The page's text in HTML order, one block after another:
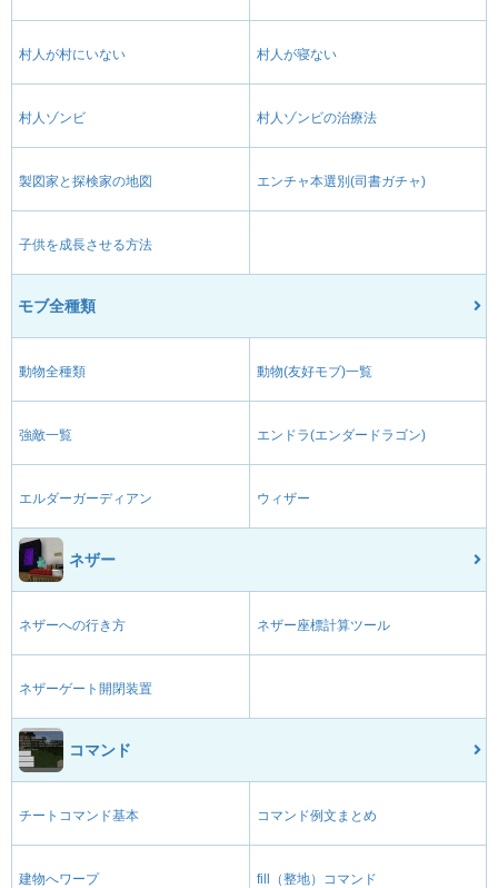
村人が村にいない 村人が寝ない
村人ゾンビ 村人ゾンビの治療法
製図家と探検家の地図 エンチャ本選別(司書ガチャ)
子供を成長させる方法
モブ全種類
動物全種類 動物(友好モブ)一覧
強敵一覧 エンドラ(エンダードラゴン)
エルダーガーディアン ウィザー
ネザー
ネザーへの行き方 ネザー座標計算ツール
ネザーゲート開閉装置
コマンド
チートコマンド基本 コマンド例文まとめ
建物へワープ fill（整地）コマンド